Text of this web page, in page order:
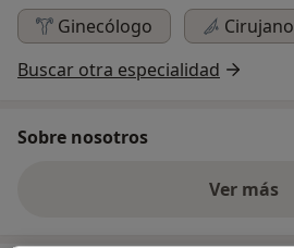
Ginecólogo
Cirujano
Buscar otra especialidad
Sobre nosotros
Ver más